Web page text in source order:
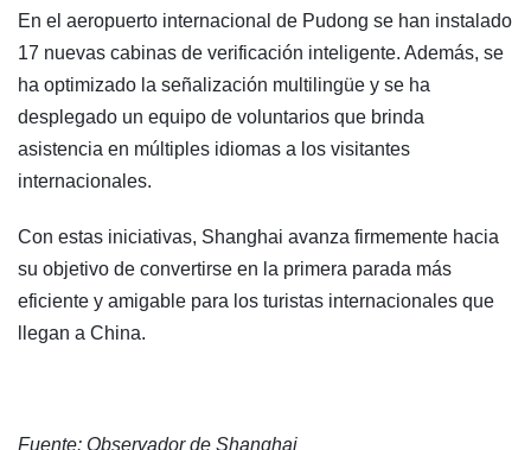
En el aeropuerto internacional de Pudong se han instalado
17 nuevas cabinas de verificación inteligente. Además, se
ha optimizado la señalización multilingüe y se ha
desplegado un equipo de voluntarios que brinda
asistencia en múltiples idiomas a los visitantes
internacionales.
Con estas iniciativas, Shanghai avanza firmemente hacia
su objetivo de convertirse en la primera parada más
eficiente y amigable para los turistas internacionales que
llegan a China.
Fuente: Observador de Shanghai